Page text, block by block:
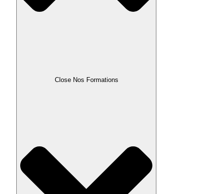
Close Nos Formations